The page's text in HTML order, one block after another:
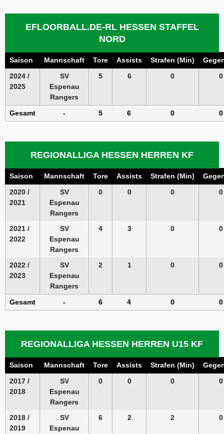
EFLOORBALL.DE-RL HESSEN STAFFEL
NORD
Saison Mannschaft Tore Assists Strafen (Min)
2024 /
2025
SV
Espenau
Rangers
5 6 0 0
Gesamt - 5 6 0 0
REGIONALLIGA HESSEN HERREN KF
Saison Mannschaft Tore Assists Strafen (Min)
2020 /
2021
SV
Espenau
Rangers
0 0 0 0
2021 /
2022
SV
Espenau
Rangers
4 3 0 0
2022 /
2023
SV
Espenau
Rangers
2 1 0 0
Gesamt - 6 4 0 0
REGIONALLIGA HESSEN HERREN U15 KF
Saison Mannschaft Tore Assists Strafen (Min)
2017 /
2018
SV
Espenau
Rangers
0 0 0 0
2018 /
2019
SV
Espenau
6 2 2 0